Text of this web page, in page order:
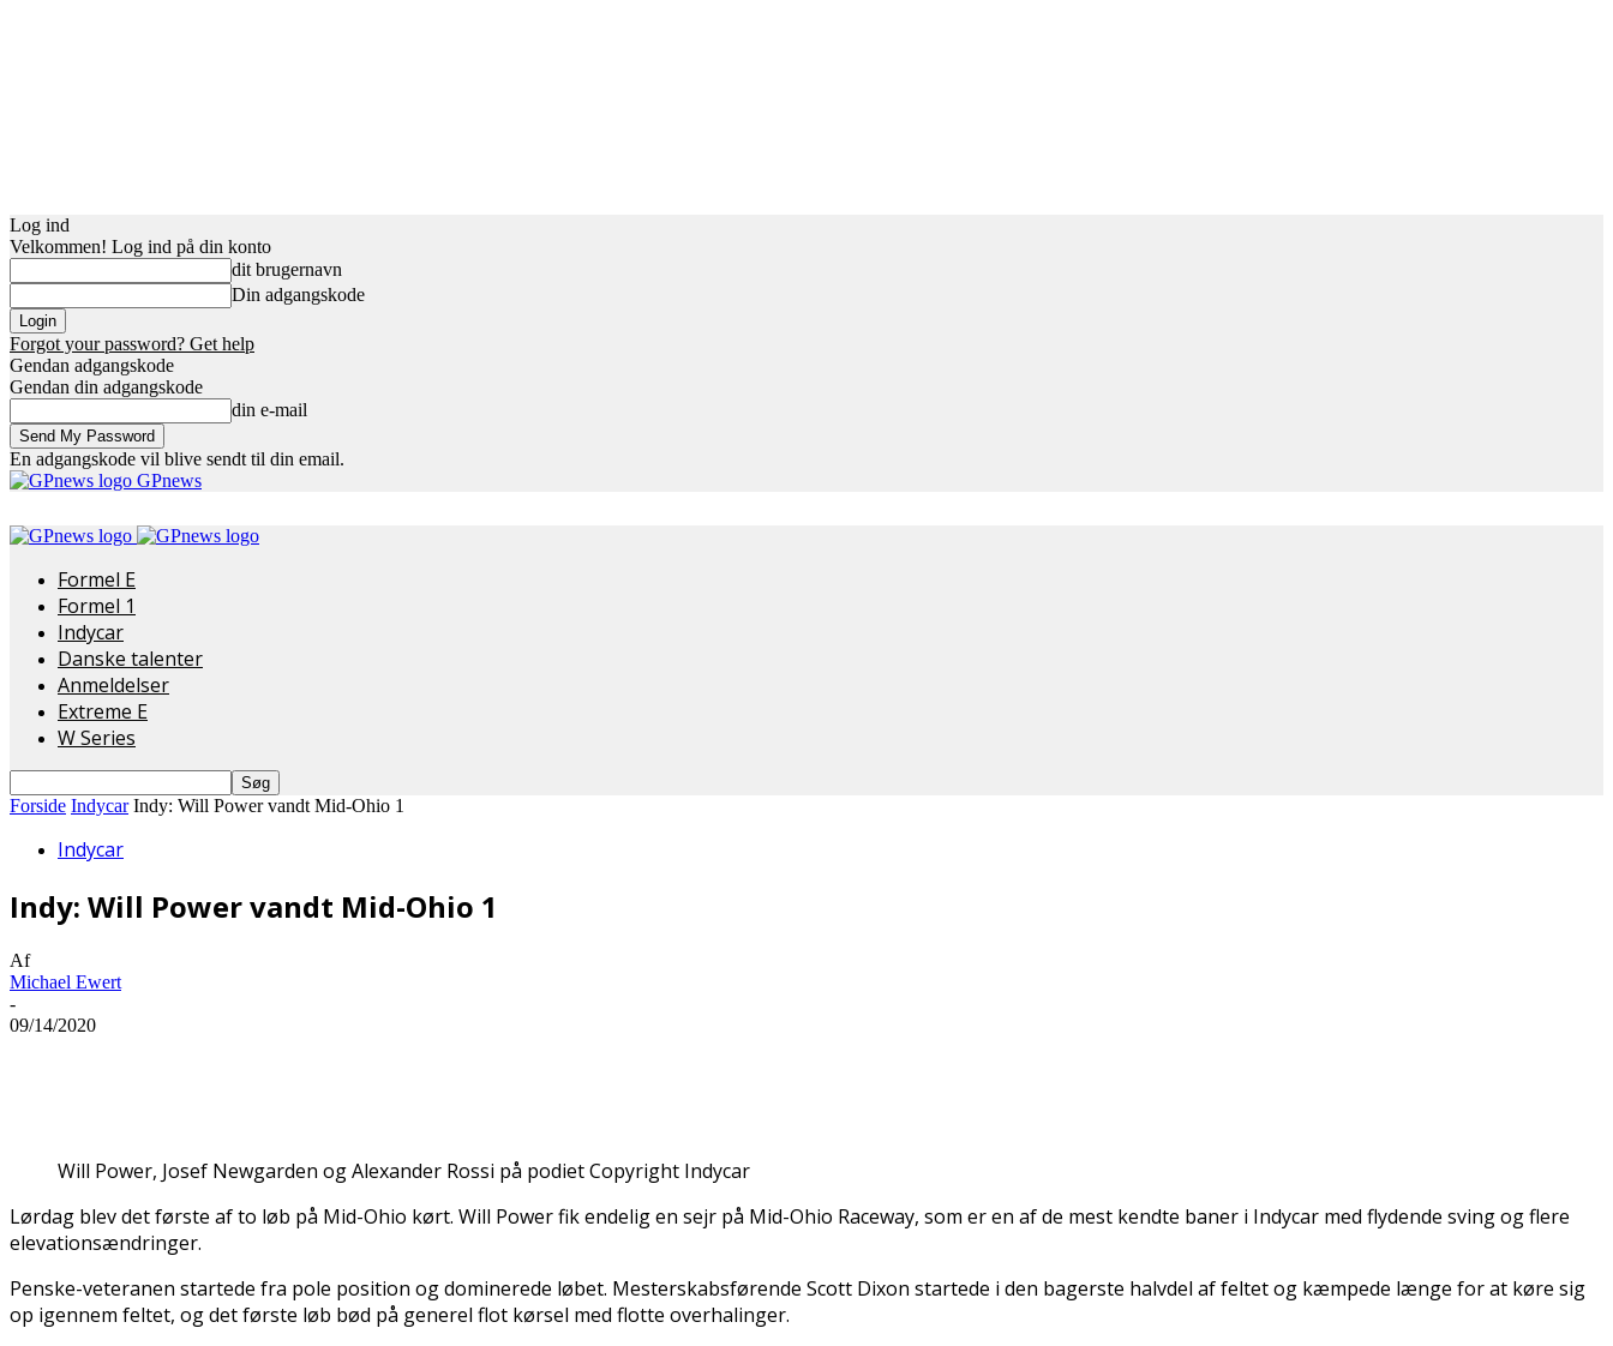
Log ind
Velkommen! Log ind på din konto
dit brugernavn
Din adgangskode
Forgot your password? Get help
Gendan adgangskode
Gendan din adgangskode
din e-mail
En adgangskode vil blive sendt til din email.
GPnews
Formel E
Formel 1
Indycar
Danske talenter
Anmeldelser
Extreme E
W Series
Forside Indycar Indy: Will Power vandt Mid-Ohio 1
Indycar
Indy: Will Power vandt Mid-Ohio 1
Af
Michael Ewert
-
09/14/2020
Will Power, Josef Newgarden og Alexander Rossi på podiet Copyright Indycar
Lørdag blev det første af to løb på Mid-Ohio kørt. Will Power fik endelig en sejr på Mid-Ohio Raceway, som er en af de mest kendte baner i Indycar med flydende sving og flere
elevationsændringer.
Penske-veteranen startede fra pole position og dominerede løbet. Mesterskabsførende Scott Dixon startede i den bagerste halvdel af feltet og kæmpede længe for at køre sig
op igennem feltet, og det første løb bød på generel flot kørsel med flotte overhalinger.